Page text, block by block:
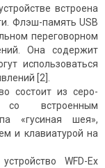
встроена
Флэш-память USB
переговорном
Она содержит
использоваться
[2].
состоит из серо-
со встроенным
«гусиная шея»,
и клавиатурой на
WFD-Ex